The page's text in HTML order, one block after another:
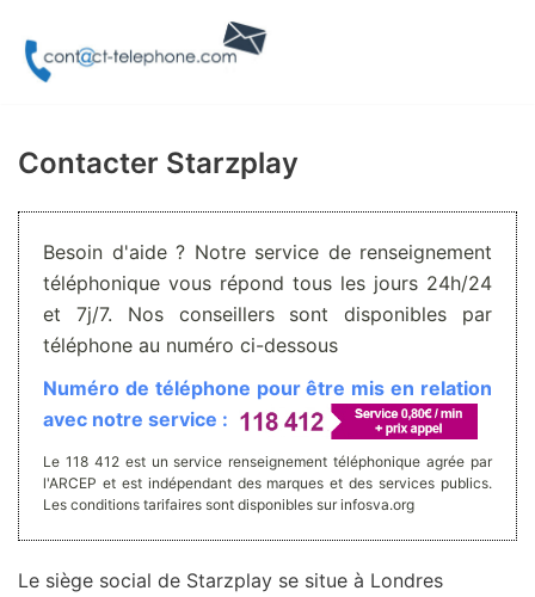
Aller
Contacter Starzplay
Besoin d'aide ? Notre service de renseignement
téléphonique vous répond tous les jours 24h/24
et 7j/7. Nos conseillers sont disponibles par
téléphone au numéro ci-dessous
Numéro de téléphone pour être mis en relation
avec notre service :
Le 118 412 est un service renseignement téléphonique agrée par
l'ARCEP et est indépendant des marques et des services publics.
Les conditions tarifaires sont disponibles sur infosva.org
Le siège social de Starzplay se situe à Londres